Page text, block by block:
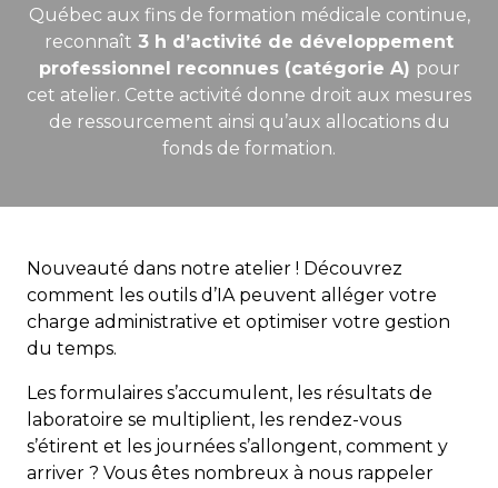
Québec aux fins de formation médicale continue,
reconnaît 3 h d’activité de développement
professionnel reconnues (catégorie A) pour
cet atelier. Cette activité donne droit aux mesures
de ressourcement ainsi qu’aux allocations du
fonds de formation.
Nouveauté dans notre atelier ! Découvrez
comment les outils d’IA peuvent alléger votre
charge administrative et optimiser votre gestion
du temps.
Les formulaires s’accumulent, les résultats de
laboratoire se multiplient, les rendez-vous
s’étirent et les journées s’allongent, comment y
arriver ? Vous êtes nombreux à nous rappeler